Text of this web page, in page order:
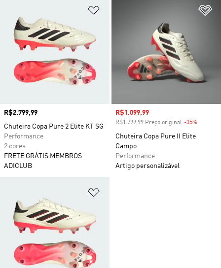
Adicionar à Lista de Desejos
Preço
R$2.799,99
Chuteira Copa Pure 2 Elite KT SG
Performance
2 cores
FRETE GRÁTIS MEMBROS
ADICLUB
Preço com desconto
R$1.099,99
R$1.799,99 Preço original -35%
Chuteira Copa Pure II Elite
Campo
Performance
Artigo personalizável